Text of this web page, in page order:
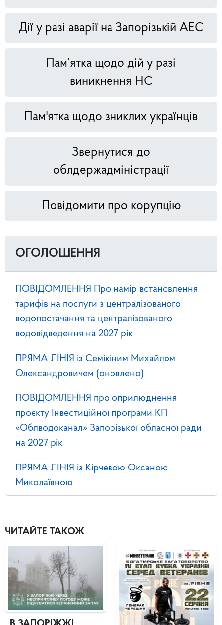
Дії у разі аварії на Запорізькій АЕС
Пам’ятка щодо дій у разі
виникнення НС
Пам'ятка щодо зниклих українців
Звернутися до
облдержадміністрації
Повідомити про корупцію
ОГОЛОШЕННЯ
ПОВІДОМЛЕННЯ Про намір встановлення
тарифів на послуги з централізованого
водопостачання та централізованого
водовідведення на 2027 рік
ПРЯМА ЛІНІЯ із Семікіним Михайлом
Олександровичем (оновлено)
ПОВІДОМЛЕННЯ про оприлюднення
проєкту Інвестиційної програми КП
«Облводоканал» Запорізької обласної ради
на 2027 рік
ПРЯМА ЛІНІЯ із Кірчевою Оксаною
Миколаївною
ЧИТАЙТЕ ТАКОЖ